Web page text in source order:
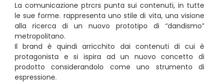
La comunicazione ptrcrs punta sui contenuti, in tutte
le sue forme. rappresenta uno stile di vita, una visione
alla ricerca di un nuovo prototipo di “dandismo”
metropolitano.
Il brand è quindi arricchito dai contenuti di cui è
protagonista e si ispira ad un nuovo concetto di
prodotto considerandolo come uno strumento di
espressione.